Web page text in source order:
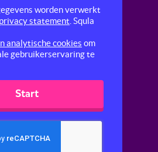
worden verwerkt
statement . Squla
analytische cookies om
gebruikerservaring te
Start